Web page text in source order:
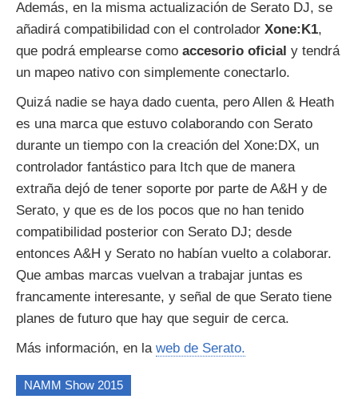
Además, en la misma actualización de Serato DJ, se
añadirá compatibilidad con el controlador Xone:K1,
que podrá emplearse como accesorio oficial y tendrá
un mapeo nativo con simplemente conectarlo.
Quizá nadie se haya dado cuenta, pero Allen & Heath
es una marca que estuvo colaborando con Serato
durante un tiempo con la creación del Xone:DX, un
controlador fantástico para Itch que de manera
extraña dejó de tener soporte por parte de A&H y de
Serato, y que es de los pocos que no han tenido
compatibilidad posterior con Serato DJ; desde
entonces A&H y Serato no habían vuelto a colaborar.
Que ambas marcas vuelvan a trabajar juntas es
francamente interesante, y señal de que Serato tiene
planes de futuro que hay que seguir de cerca.
Más información, en la web de Serato.
NAMM Show 2015